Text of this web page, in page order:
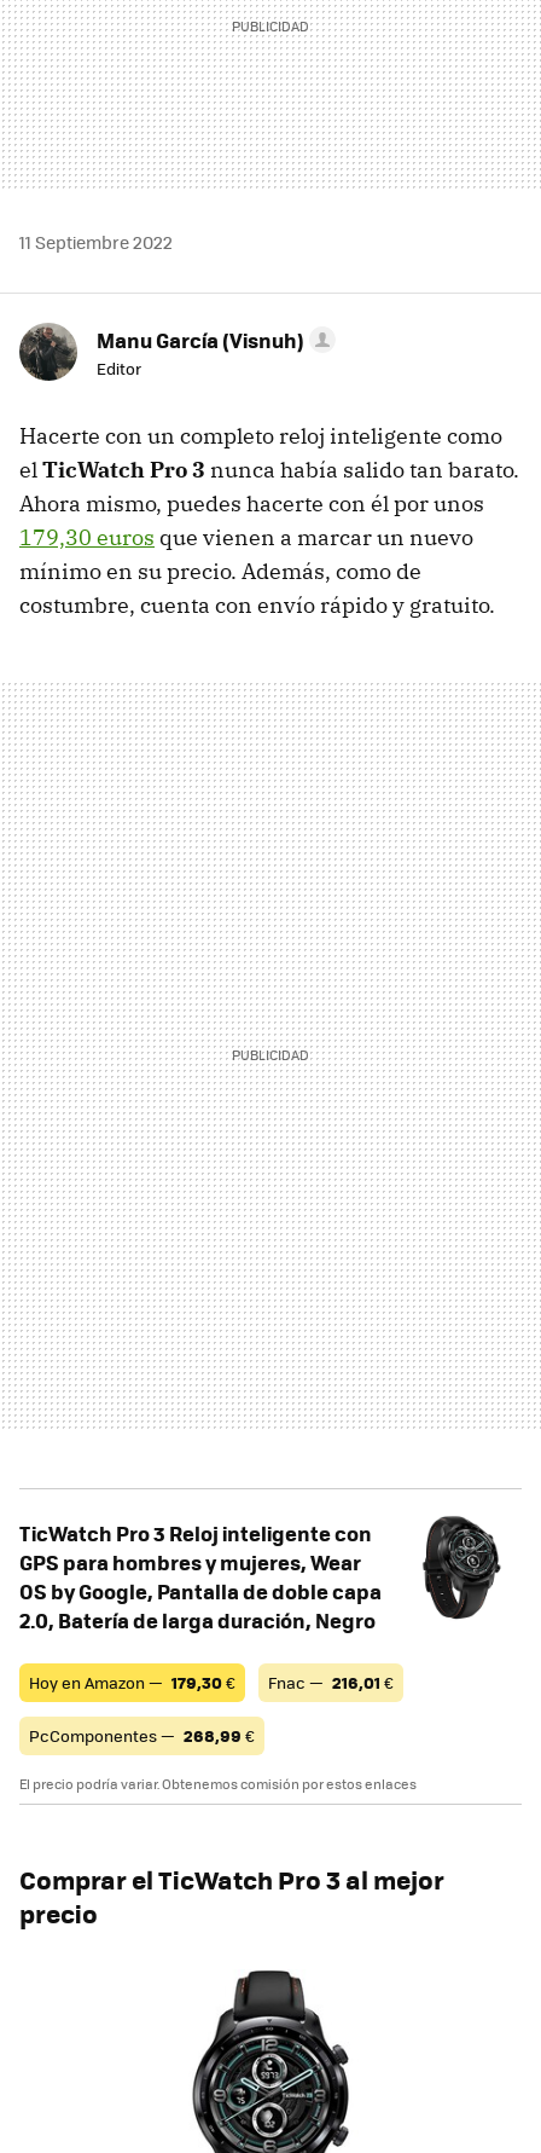
11 Septiembre 2022
Manu García (Visnuh)
Editor
Hacerte con un completo reloj inteligente como
elTicWatch Pro 3 nunca había salido tan barato.
Ahora mismo, puedes hacerte con él por unos
179,30 euros que vienen a marcar un nuevo
mínimo en su precio. Además, como de
costumbre, cuenta con envío rápido y gratuito.
TicWatch Pro 3 Reloj inteligente con
GPS para hombres y mujeres, Wear
OS by Google, Pantalla de doble capa
2.0, Batería de larga duración, Negro
Hoy en Amazon — 179,30€ Fnac — 216,01 €
PcComponentes — 268,99 €
El precio podría variar. Obtenemos comisión por estos enlaces
Comprar el TicWatch Pro 3 al mejor
precio